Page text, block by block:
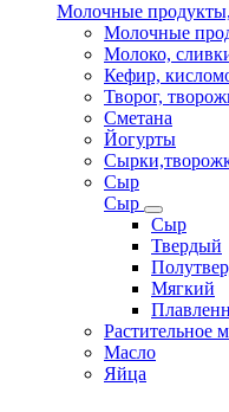
Молочные
Молочные
Молоко,
Кефир,
Творог,
Сметана
Йогурты
Сыр
Сыр
Сыр
Твердый
Мягкий
Растительное
Масло
Яйца